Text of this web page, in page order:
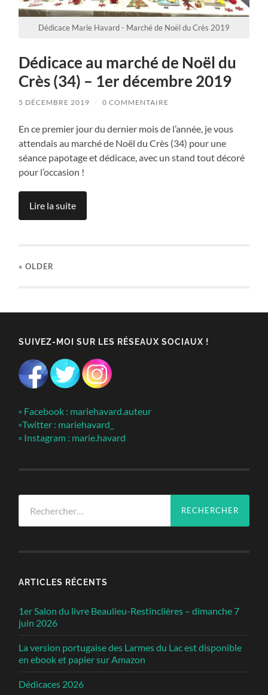
Dédicace Marie Havard - Marché de Noël du Crès 2019
Dédicace au marché de Noël du
Crès (34) – 1er décembre 2019
5 DÉCEMBRE 2019 / 0 COMMENTAIRE
En ce premier jour du dernier mois de l’année, je vous
attendais au marché de Noël du Crès (34) pour une
séance papotage et dédicace, avec un stand tout décoré
pour l’occasion !
Lire la suite
« OLDER
SUIVEZ-MOI SUR LES RÉSEAUX SOCIAUX !
▫ Facebook : mariehavard.auteur
▫Twitter : mariehavard_
▫ Instagram : marie.havard
ARTICLES RÉCENTS
1er Salon du livre Beaulieu-Restinclières – dimanche 7
juin 2026
La version portugaise des Larmes du Lac est disponible
en ebook et papier sur Amazon
Dédicaces 2026